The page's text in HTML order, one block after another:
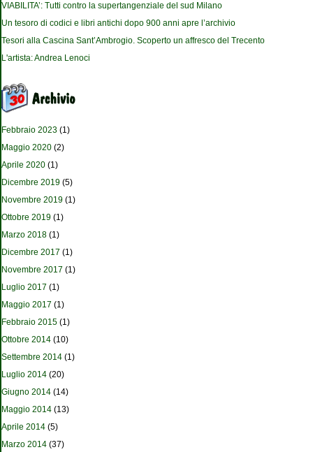
VIABILITA’: Tutti contro la supertangenziale del sud Milano
Un tesoro di codici e libri antichi dopo 900 anni apre l’archivio
Tesori alla Cascina Sant’Ambrogio. Scoperto un affresco del Trecento
L'artista: Andrea Lenoci
Febbraio 2023 (1)
Maggio 2020 (2)
Aprile 2020 (1)
Dicembre 2019 (5)
Novembre 2019 (1)
Ottobre 2019 (1)
Marzo 2018 (1)
Dicembre 2017 (1)
Novembre 2017 (1)
Luglio 2017 (1)
Maggio 2017 (1)
Febbraio 2015 (1)
Ottobre 2014 (10)
Settembre 2014 (1)
Luglio 2014 (20)
Giugno 2014 (14)
Maggio 2014 (13)
Aprile 2014 (5)
Marzo 2014 (37)